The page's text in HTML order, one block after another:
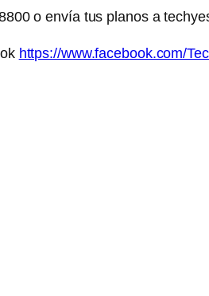
o envía tus planos a
https://www.facebook.com/